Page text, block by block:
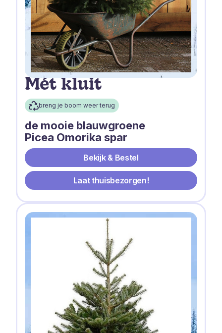
Mét kluit
breng je boom weer terug
de mooie blauwgroene
Picea Omorika spar
Bekijk & Bestel
Laat thuisbezorgen!